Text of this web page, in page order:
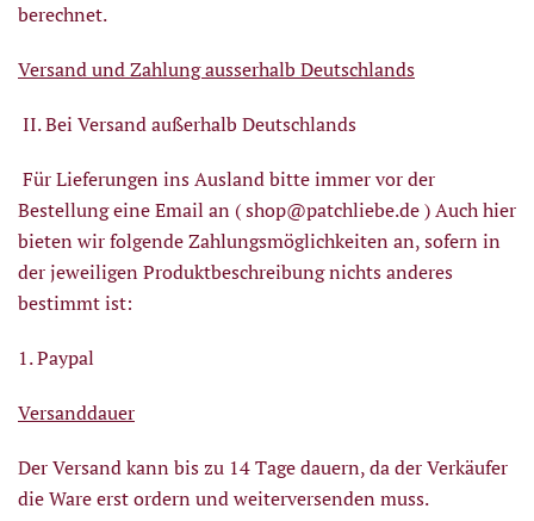
berechnet.
Versand und Zahlung ausserhalb Deutschlands
II. Bei Versand außerhalb Deutschlands
Für Lieferungen ins Ausland bitte immer vor der
Bestellung eine Email an (shop@patchliebe.de) Auch hier
bieten wir folgende Zahlungsmöglichkeiten an, sofern in
der jeweiligen Produktbeschreibung nichts anderes
bestimmt ist:
1. Paypal
Versanddauer
Der Versand kann bis zu 14 Tage dauern, da der Verkäufer
die Ware erst ordern und weiterversenden muss.